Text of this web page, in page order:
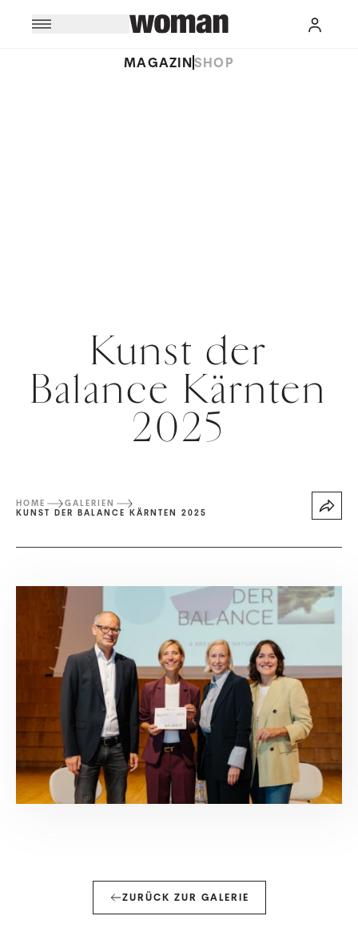
MAGAZINSHOP
Kunst der
Balance Kärnten
2025
HOME
GALERIEN
KUNST DER BALANCE KÄRNTEN 2025
ZURÜCK ZUR GALERIE